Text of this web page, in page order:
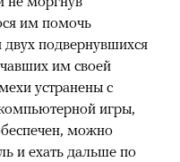
им помочь
подвернувшихся
им своей
устранены с
игры,
можно
и ехать дальше по